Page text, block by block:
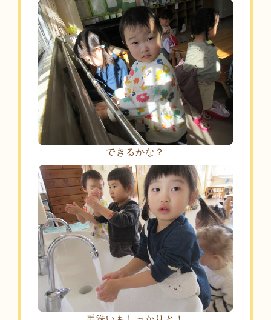
できるかな？